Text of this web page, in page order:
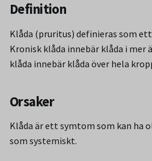
Definition
Klåda (pruritus) definieras som
Kronisk klåda innebär klåda i mer
klåda innebär klåda över hela
Orsaker
Klåda är ett symtom som kan ha
som systemiskt.